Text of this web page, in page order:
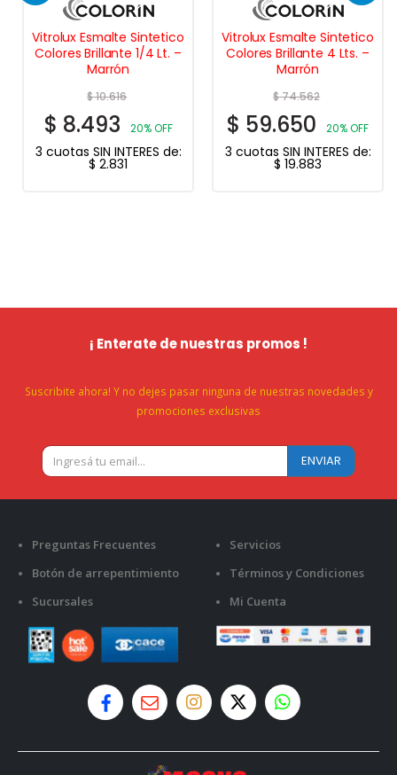
Vitrolux Esmalte Sintetico
Colores Brillante 1/4 Lt. –
Marrón
$10.616
$ 8.493 20% OFF
3 cuotas SIN INTERES de:
$ 2.831
Vitrolux Esmalte Sintetico
Colores Brillante 4 Lts. –
Marrón
$74.562
$ 59.650 20% OFF
3 cuotas SIN INTERES de:
$ 19.883
¡ Enterate de nuestras promos !
Suscribite ahora! Y no dejes pasar ninguna de nuestras novedades y
promociones exclusivas
Preguntas Frecuentes
Botón de arrepentimiento
Sucursales
Servicios
Términos y Condiciones
Mi Cuenta